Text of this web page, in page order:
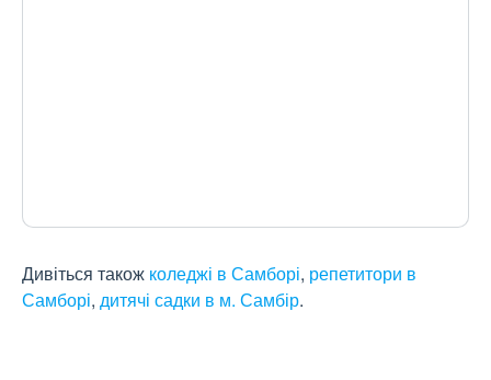
Дивіться також коледжі в Самборі, репетитори в
Самборі, дитячі садки в м. Самбір.